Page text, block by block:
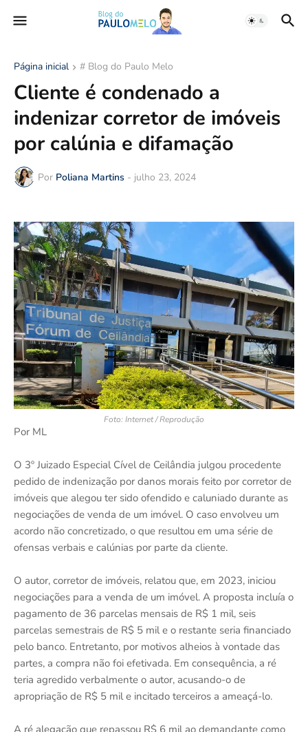
Página inicial # Blog do Paulo Melo
Cliente é condenado a
indenizar corretor de imóveis
por calúnia e difamação
Por Poliana Martins - julho 23, 2024
Foto: Internet / Reprodução
Por ML
O 3º Juizado Especial Cível de Ceilândia julgou procedente
pedido de indenização por danos morais feito por corretor de
imóveis que alegou ter sido ofendido e caluniado durante as
negociações de venda de um imóvel. O caso envolveu um
acordo não concretizado, o que resultou em uma série de
ofensas verbais e calúnias por parte da cliente.
O autor, corretor de imóveis, relatou que, em 2023, iniciou
negociações para a venda de um imóvel. A proposta incluía o
pagamento de 36 parcelas mensais de R$ 1 mil, seis
parcelas semestrais de R$ 5 mil e o restante seria financiado
pelo banco. Entretanto, por motivos alheios à vontade das
partes, a compra não foi efetivada. Em consequência, a ré
teria agredido verbalmente o autor, acusando-o de
apropriação de R$ 5 mil e incitado terceiros a ameaçá-lo.
A ré alegação que repassou R$ 6 mil ao demandante como